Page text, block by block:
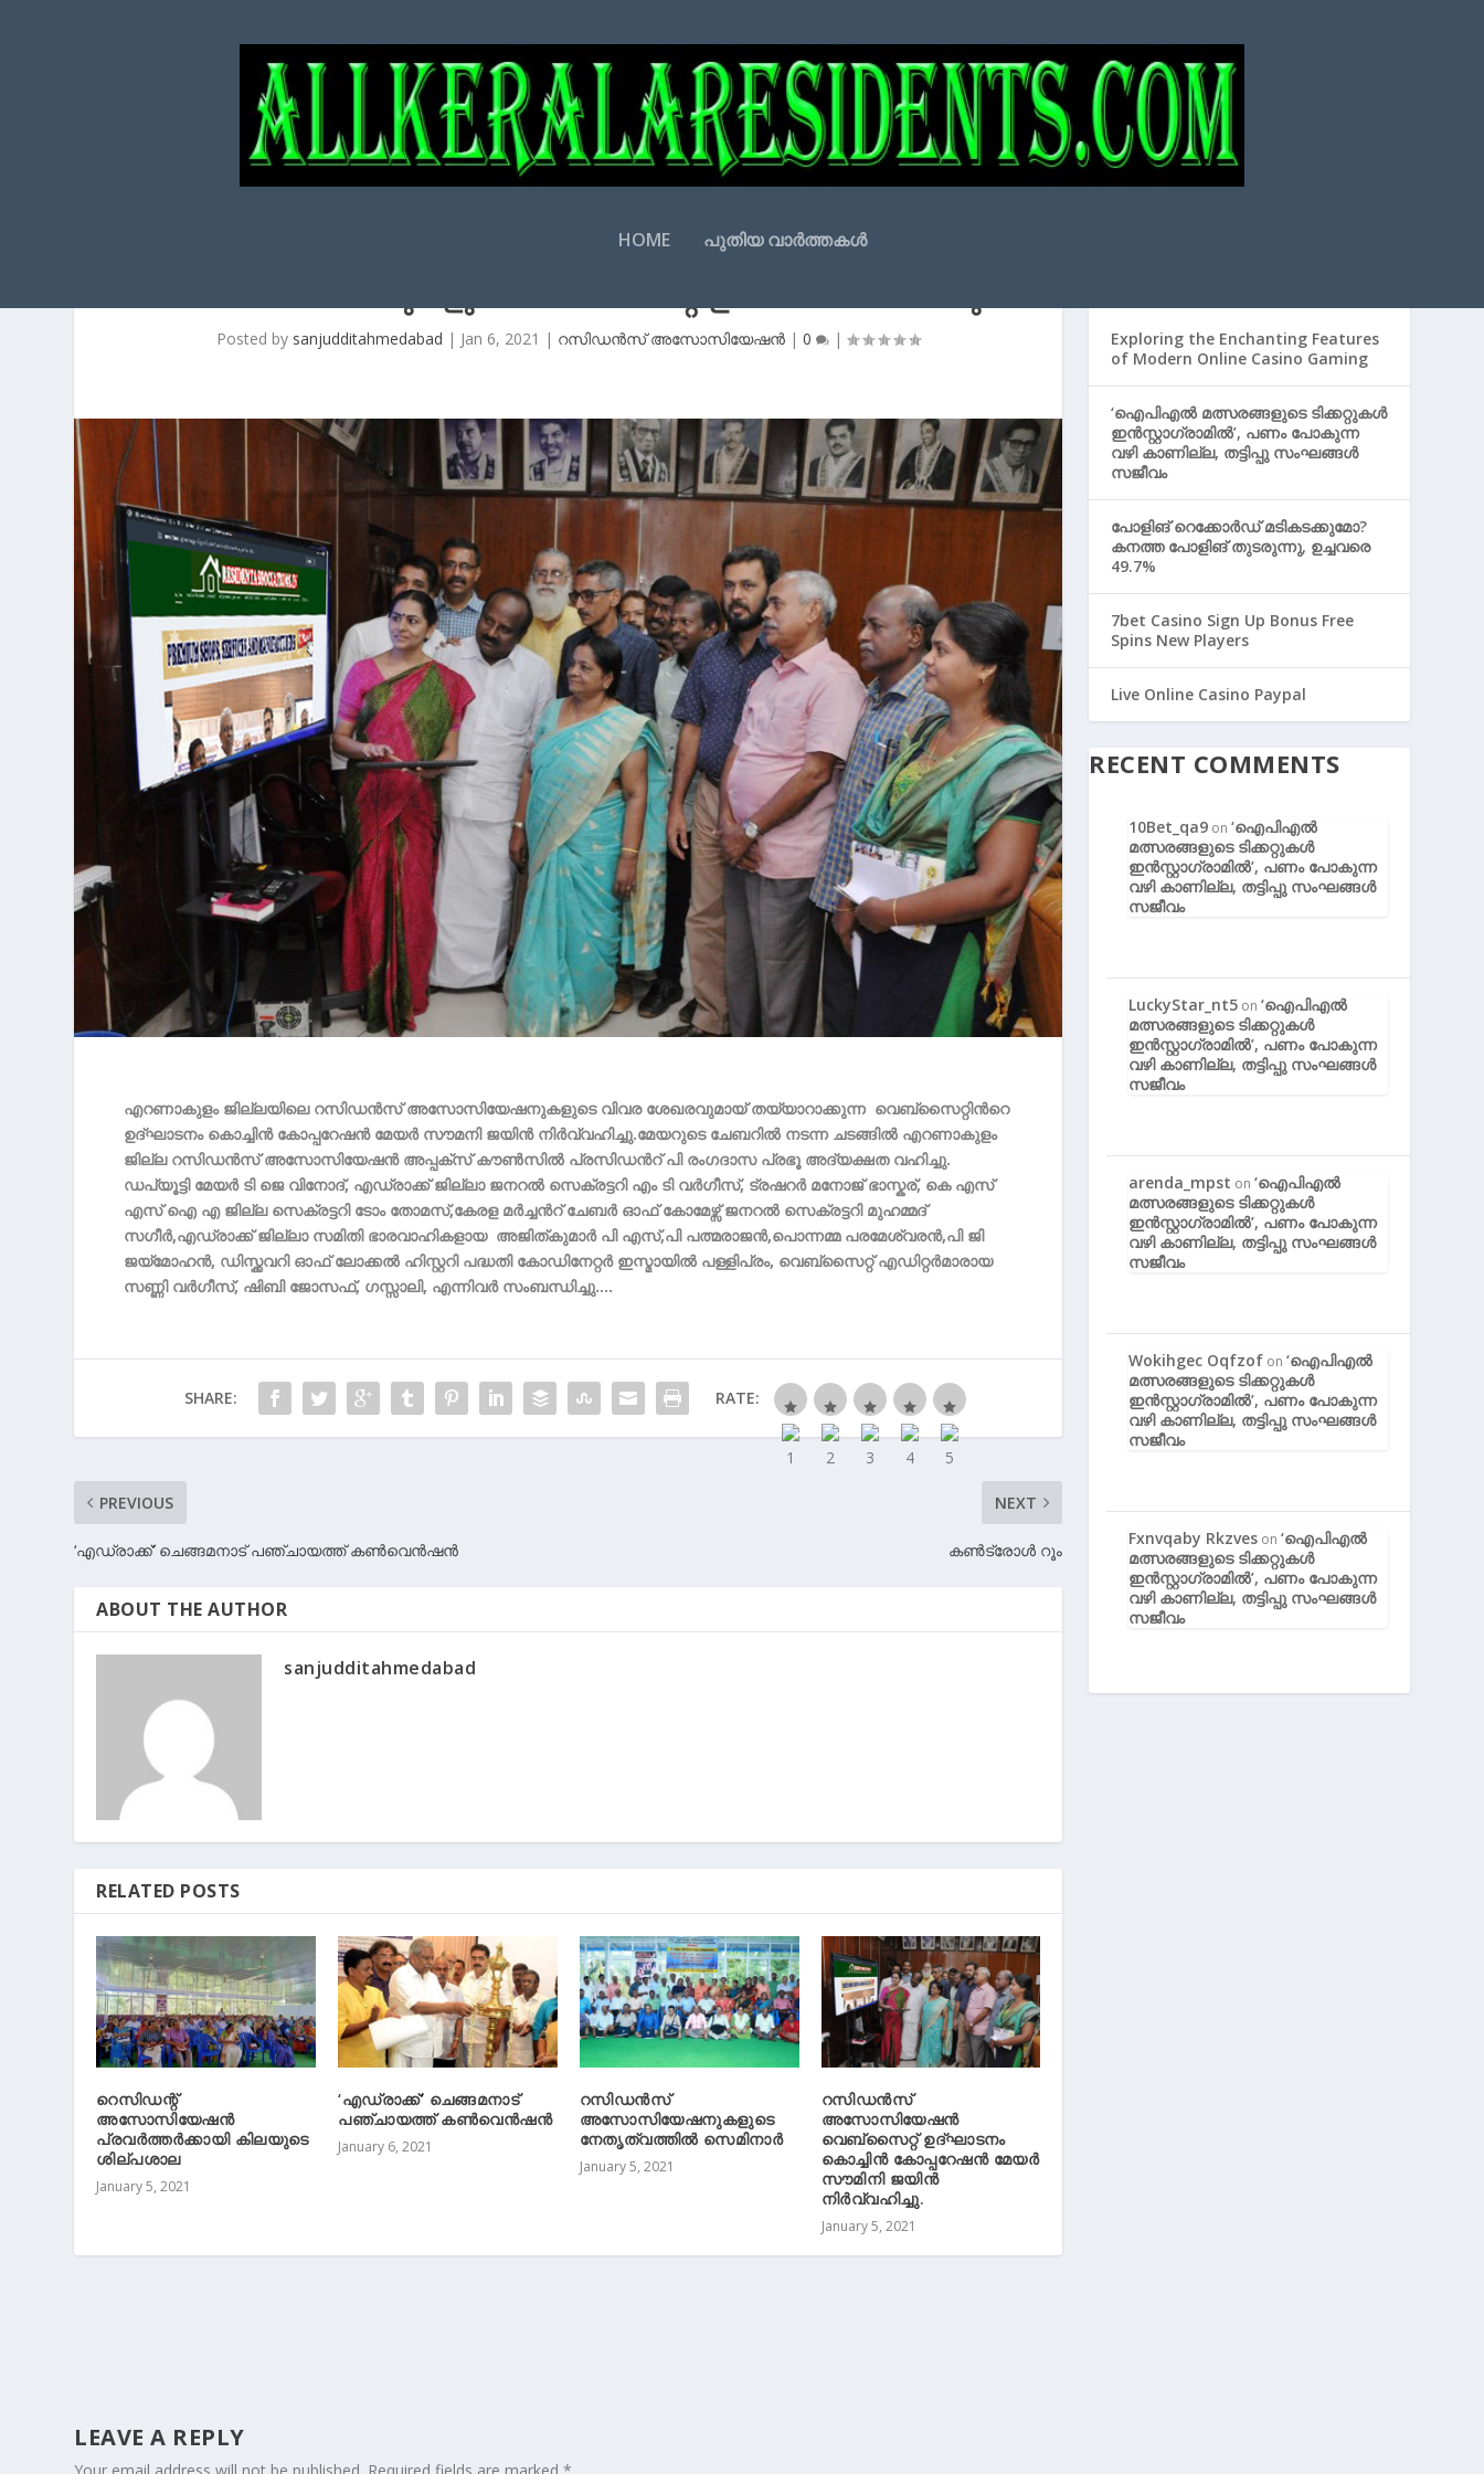
HOME പുതിയ വാർത്തകൾ
എറണാകുളം ജില്ലയിലെ റസിഡന്‍സ്
Posted by sanjudditahmedabad | Jan 6, 2021 | റസിഡന്‍സ് അസോസിയേഷന്‍ |0 |
എറണാകുളം ജില്ലയിലെ റസിഡന്‍സ് അസോസിയേഷനുകളുടെ വിവര ശേഖരവുമായ് തയ്യാറാക്കുന്ന വെബ്സൈറ്റിന്‍റെ
ഉദ്ഘാടനം കൊച്ചിന്‍ കോപ്പറേഷന്‍ മേയര്‍ സൗമനി ജയിന്‍ നിര്‍വ്വഹിച്ചു.മേയറുടെ ചേബറില്‍ നടന്ന ചടങ്ങില്‍ എറണാകുളം
ജില്ല റസി‍‍ഡന്‍സ് അസോസിയേഷന്‍ അപ്പക്സ് കൗണ്‍സില്‍ പ്രസിഡന്‍റ് പി രംഗദാസ പ്രഭൂ അദ്യക്ഷത വഹിച്ചു.
ഡപ്യൂട്ടി മേയര്‍ ടി ജെ വിനോദ്, എഡ്രാക്ക് ജില്ലാ ജനറല്‍ സെക്രട്ടറി എം ടി വര്‍ഗീസ്, ട്രഷറര്‍ മനോജ് ഭാസ്കര്, കെ എസ്
എസ് ഐ എ ജില്ല സെക്രട്ടറി ടോം തോമസ്,കേരള മര്‍ച്ചന്‍റ് ചേബര്‍ ഓഫ് കോമേഴ്സ് ജനറല്‍ സെക്രട്ടറി മുഹമ്മദ്
സഗീര്‍,എഡ്രാക്ക് ജില്ലാ സമിതി ഭാരവാഹികളായ അജിത്കുമാര്‍ പി എസ്,പി പത്മരാജന്‍,പൊന്നമ്മ പരമേശ്വരന്‍,പി ജി
ജയ്മോഹന്‍, ഡിസ്ക്കവറി ഓഫ് ലോക്കല്‍ ഹിസ്റ്ററി പദ്ധതി കോഡിനേറ്റര്‍ ഇസ്മായില്‍ പള്ളിപ്രം, വെബ്സൈറ്റ് എഡിറ്റര്‍മാരായ
സണ്ണി വര്‍ഗീസ്, ഷിബി ജോസഫ്, ഗസ്സാലി, എന്നിവര്‍ സംബന്ധിച്ചു….
SHARE: RATE:
PREVIOUS
‘എഡ്രാക്ക്’ ചെങ്ങമനാട് പഞ്ചായത്ത് കൺവെൻഷൻ
NEXT
കണ്‍ട്രോള്‍ റൂം
ABOUT THE AUTHOR
sanjudditahmedabad
RELATED POSTS
റെസിഡന്റ്
അസോസിയേഷൻ
പ്രവർത്തർക്കായി കിലയുടെ
ശില്പശാല
January 5, 2021
‘എഡ്രാക്ക്’ ചെങ്ങമനാട്
പഞ്ചായത്ത് കൺവെൻഷൻ
January 6, 2021
റസി‌ഡന്‍സ്
അസോസിയേഷനുകളുടെ
നേതൃത്വത്തില്‍ സെമിനാര്‍
January 5, 2021
റസിഡന്‍സ്
അസോസിയേഷന്‍
വെബ്സൈറ്റ് ഉദ്ഘാടനം
കൊച്ചിന്‍ കോപ്പറേഷന്‍ മേയര്‍
സൗമിനി ജയിന്‍
നിര്‍വ്വഹിച്ചു.
January 5, 2021
LEAVE A REPLY
Search
Exploring the Enchanting Features
of Modern Online Casino Gaming
‘ഐപിഎൽ മത്സരങ്ങളുടെ ടിക്കറ്റുകൾ
ഇൻസ്റ്റാഗ്രാമിൽ’, പണം പോകുന്ന
വഴി കാണില്ല, തട്ടിപ്പു സംഘങ്ങൾ
സജീവം
പോളിങ് റെക്കോര്‍ഡ് മടികടക്കുമോ?
കനത്ത പോളിങ് തുടരുന്നു, ഉച്ചവരെ
49.7%
7bet Casino Sign Up Bonus Free
Spins New Players
Live Online Casino Paypal
RECENT COMMENTS
10Bet_qa9 on‘ഐപിഎൽ
മത്സരങ്ങളുടെ ടിക്കറ്റുകൾ
ഇൻസ്റ്റാഗ്രാമിൽ’, പണം പോകുന്ന
വഴി കാണില്ല, തട്ടിപ്പു സംഘങ്ങൾ
സജീവം
LuckyStar_nt5 on‘ഐപിഎൽ
മത്സരങ്ങളുടെ ടിക്കറ്റുകൾ
ഇൻസ്റ്റാഗ്രാമിൽ’, പണം പോകുന്ന
വഴി കാണില്ല, തട്ടിപ്പു സംഘങ്ങൾ
സജീവം
arenda_mpst on‘ഐപിഎൽ
മത്സരങ്ങളുടെ ടിക്കറ്റുകൾ
ഇൻസ്റ്റാഗ്രാമിൽ’, പണം പോകുന്ന
വഴി കാണില്ല, തട്ടിപ്പു സംഘങ്ങൾ
സജീവം
Wokihgec Oqfzof on‘ഐപിഎൽ
മത്സരങ്ങളുടെ ടിക്കറ്റുകൾ
ഇൻസ്റ്റാഗ്രാമിൽ’, പണം പോകുന്ന
വഴി കാണില്ല, തട്ടിപ്പു സംഘങ്ങൾ
സജീവം
Fxnvqaby Rkzves on‘ഐപിഎൽ
മത്സരങ്ങളുടെ ടിക്കറ്റുകൾ
ഇൻസ്റ്റാഗ്രാമിൽ’, പണം പോകുന്ന
വഴി കാണില്ല, തട്ടിപ്പു സംഘങ്ങൾ
സജീവം